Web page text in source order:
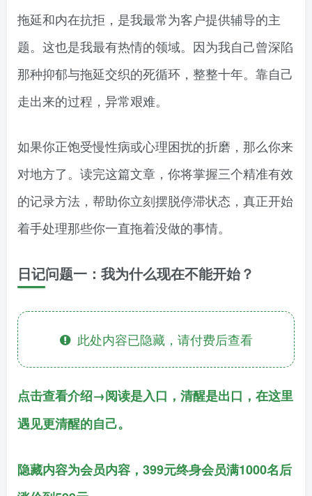
拖延和内在抗拒，是我最常为客户提供辅导的主
题。这也是我最有热情的领域。因为我自己曾深陷
那种抑郁与拖延交织的死循环，整整十年。靠自己
走出来的过程，异常艰难。
如果你正饱受慢性病或心理困扰的折磨，那么你来
对地方了。读完这篇文章，你将掌握三个精准有效
的记录方法，帮助你立刻摆脱停滞状态，真正开始
着手处理那些你一直拖着没做的事情。
日记问题一：我为什么现在不能开始？
此处内容已隐藏，请付费后查看
点击查看介绍→阅读是入口，清醒是出口，在这里
遇见更清醒的自己。
隐藏内容为会员内容，399元终身会员满1000名后